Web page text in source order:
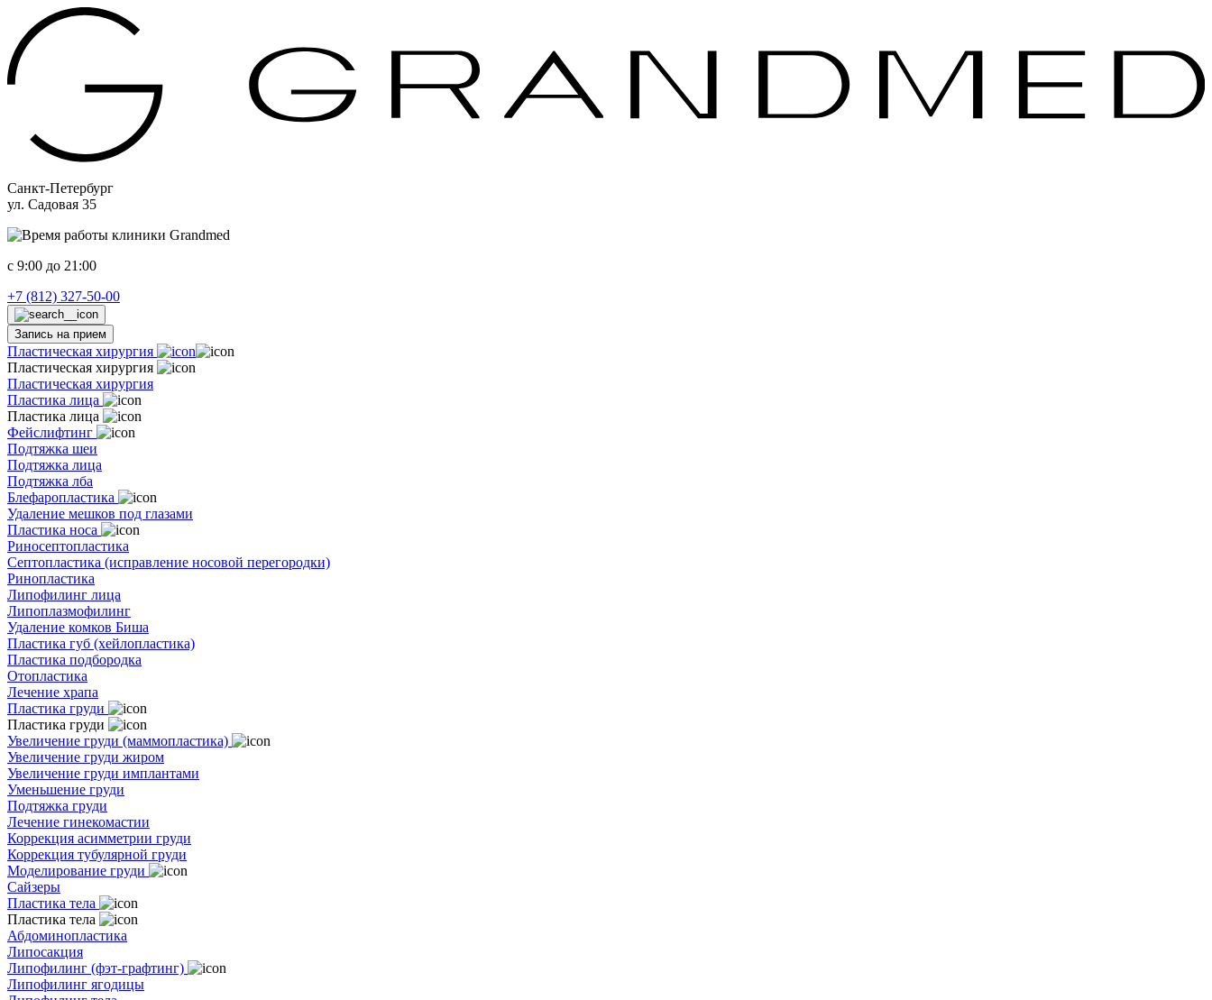
Санкт-Петербург
ул. Садовая 35
c 9:00 до 21:00
+7 (812) 327-50-00
Запись на прием
Пластическая хирургия
Пластическая хирургия
Пластическая хирургия
Пластика лица
Пластика лица
Фейслифтинг
Подтяжка шеи
Подтяжка лица
Подтяжка лба
Блефаропластика
Удаление мешков под глазами
Пластика носа
Риносептопластика
Септопластика (исправление носовой перегородки)
Ринопластика
Липофилинг лица
Липоплазмофилинг
Удаление комков Биша
Пластика губ (хейлопластика)
Пластика подбородка
Отопластика
Лечение храпа
Пластика груди
Пластика груди
Увеличение груди (маммопластика)
Увеличение груди жиром
Увеличение груди имплантами
Уменьшение груди
Подтяжка груди
Лечение гинекомастии
Коррекция асимметрии груди
Коррекция тубулярной груди
Моделирование груди
Сайзеры
Пластика тела
Пластика тела
Абдоминопластика
Липосакция
Липофилинг (фэт-графтинг)
Липофилинг ягодицы